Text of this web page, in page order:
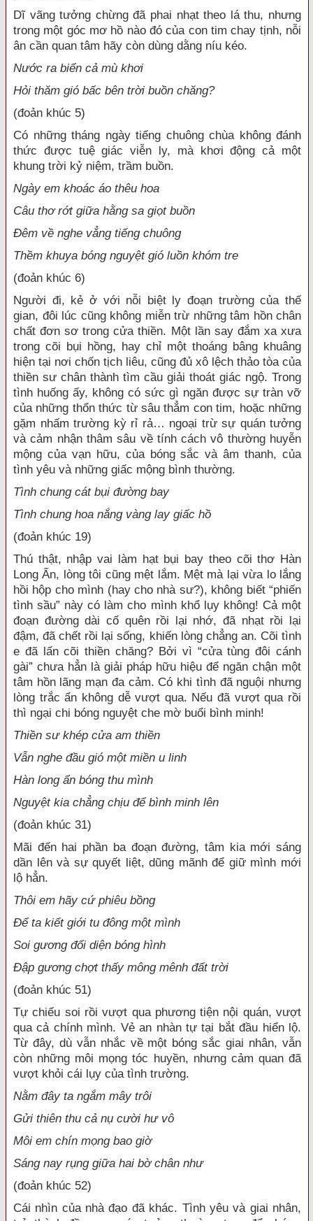
Dĩ vãng tưởng chừng đã phai nhạt theo lá thu, nhưng
trong một góc mơ hồ nào đó của con tim chay tịnh, nỗi
ân cần quan tâm hãy còn dùng dằng níu kéo.
Nước ra biển cả mù khơi
Hỏi thăm gió bấc bên trời buồn chăng?
(đoản khúc 5)
Có những tháng ngày tiếng chuông chùa không đánh
thức được tuệ giác viễn ly, mà khơi động cả một
khung trời kỷ niệm, trầm buồn.
Ngày em khoác áo thêu hoa
Câu thơ rớt giữa hằng sa giọt buồn
Đêm về nghe vẳng tiếng chuông
Thềm khuya bóng nguyệt gió luồn khóm tre
(đoản khúc 6)
Người đi, kẻ ở với nỗi biệt ly đoạn trường của thế
gian, đôi lúc cũng không miễn trừ những tâm hồn chân
chất đơn sơ trong cửa thiền. Một lần say đắm xa xưa
trong cõi bụi hồng, hay chỉ một thoáng bâng khuâng
hiện tại nơi chốn tịch liêu, cũng đủ xô lệch thảo tòa của
thiền sư chân thành tìm cầu giải thoát giác ngộ. Trong
tình huống ấy, không có sức gì ngăn được sự tràn vỡ
của những thổn thức từ sâu thẳm con tim, hoặc những
gặm nhấm trường kỳ rỉ rả… ngoại trừ sự quán tưởng
và cảm nhận thâm sâu về tính cách vô thường huyễn
mộng của vạn hữu, của bóng sắc và âm thanh, của
tình yêu và những giấc mộng bình thường.
Tình chung cát bụi đường bay
Tình chung hoa nắng vàng lay giấc hồ
(đoản khúc 19)
Thú thật, nhập vai làm hạt bụi bay theo cõi thơ Hàn
Long Ẩn, lòng tôi cũng mệt lắm. Mệt mà lại vừa lo lắng
hồi hộp cho mình (hay cho nhà sư?), không biết “phiến
tình sầu” này có làm cho mình khổ lụy không! Cả một
đoạn đường dài cố quên rồi lại nhớ, đã nhạt rồi lại
đậm, đã chết rồi lại sống, khiến lòng chẳng an. Cõi tình
e đã lấn cõi thiền chăng? Bởi vì “cửa tùng đôi cánh
gài” chưa hẳn là giải pháp hữu hiệu để ngăn chận một
tâm hồn lãng mạn đa cảm. Có khi tình đã nguội nhưng
lòng trắc ẩn không dễ vượt qua. Nếu đã vượt qua rồi
thì ngại chi bóng nguyệt che mờ buổi bình minh!
Thiền sư khép cửa am thiền
Vẫn nghe đầu gió một miền u linh
Hàn long ẩn bóng thu mình
Nguyệt kia chẳng chịu để bình minh lên
(đoản khúc 31)
Mãi đến hai phần ba đoạn đường, tâm kia mới sáng
dần lên và sự quyết liệt, dũng mãnh để giữ mình mới
lộ hẳn.
Thôi em hãy cứ phiêu bồng
Để ta kiết giới tu đông một mình
Soi gương đối diện bóng hình
Đập gương chợt thấy mông mênh đất trời
(đoản khúc 51)
Tự chiếu soi rồi vượt qua phương tiện nội quán, vượt
qua cả chính mình. Vẻ an nhàn tự tại bắt đầu hiển lộ.
Từ đây, dù vẫn nhắc về một bóng sắc giai nhân, vẫn
còn những môi mọng tóc huyền, nhưng cảm quan đã
vượt khỏi cái lụy của tình trường.
Nằm đây ta ngắm mây trôi
Gửi thiên thu cả nụ cười hư vô
Môi em chín mọng bao giờ
Sáng nay rụng giữa hai bờ chân như
(đoản khúc 52)
Cái nhìn của nhà đạo đã khác. Tình yêu và giai nhân,